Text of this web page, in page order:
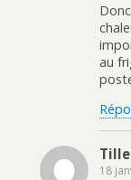
au
18